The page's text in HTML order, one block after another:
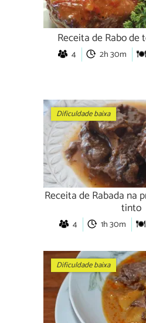
Receita de Rabo de
4 2h 30m
Dificuldade baixa
Receita de Rabada na
tinto
4 1h 30m
Dificuldade baixa